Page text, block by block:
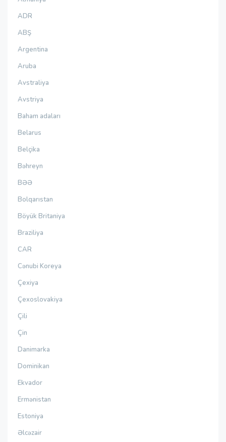
ADR
ABŞ
Argentina
Aruba
Avstraliya
Avstriya
Baham adaları
Belarus
Belçika
Bəhreyn
BƏƏ
Bolqarıstan
Böyük Britaniya
Braziliya
CAR
Cənubi Koreya
Çexiya
Çexoslovakiya
Çili
Çin
Danimarka
Dominikan
Ekvador
Ermənistan
Estoniya
Əlcəzair